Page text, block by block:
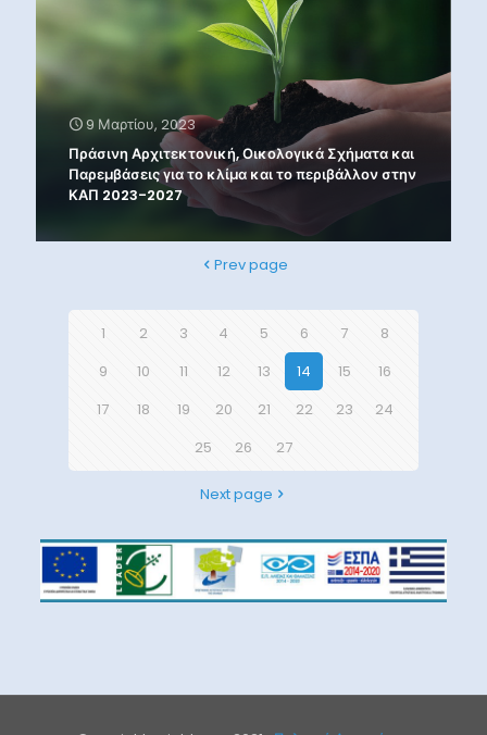
9 Μαρτίου, 2023
Πράσινη Αρχιτεκτονική, Οικολογικά Σχήματα και
Παρεμβάσεις για το κλίμα και το περιβάλλον στην
ΚΑΠ 2023-2027
Prev page
1 2 3 4 5 6 7
8
9
10 11 12 13 14 15
16
17
18 19 20 21 22 23
24
25
26 27
Next page